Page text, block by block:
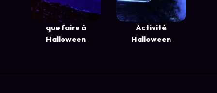
que faire à
Halloween
Activité
Halloween